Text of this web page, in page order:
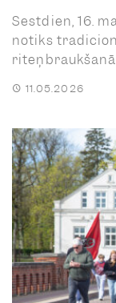
Sestdien, 16.
notiks
11.05.2026